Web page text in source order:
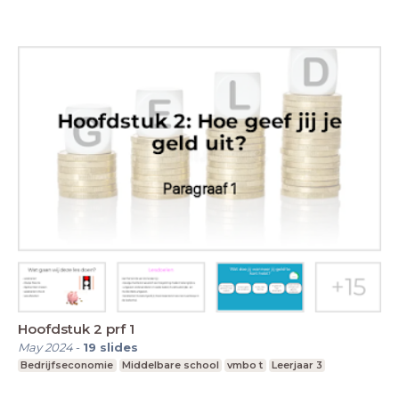
Hoofdstuk 2 prf 1
May 2024- 19 slides
Bedrijfseconomie Middelbare school vmbo t Leerjaar 3